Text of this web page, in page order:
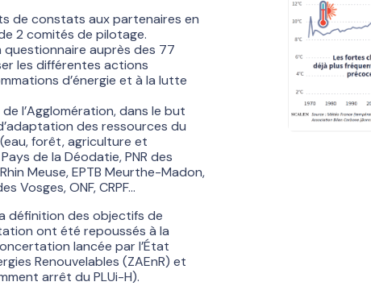
de constats aux partenaires en
2 comités de pilotage.
auprès des 77
les différentes actions
d’énergie et à la lutte
l’Agglomération, dans le but
des ressources du
forêt, agriculture et
de la Déodatie, PNR des
Meuse, EPTB Meurthe-Madon,
Vosges, ONF, CRPF…
définition des objectifs de
ont été repoussés à la
lancée par l’État
Renouvelables (ZAEnR) et
arrêt du PLUi-H).